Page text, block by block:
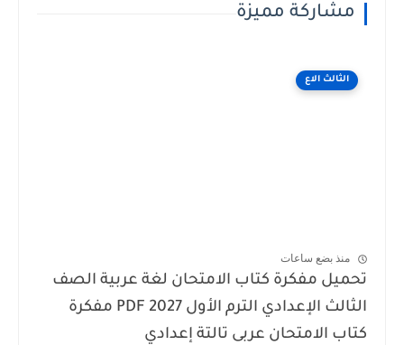
مشاركة مميزة
الثالث الاع
منذ بضع ساعات
مفكرة كتاب الامتحان لغة عربية الصف
الثالث الإعدادي الترم الأول 2027 PDF مفكرة
الامتحان عربى تالتة إعدادي